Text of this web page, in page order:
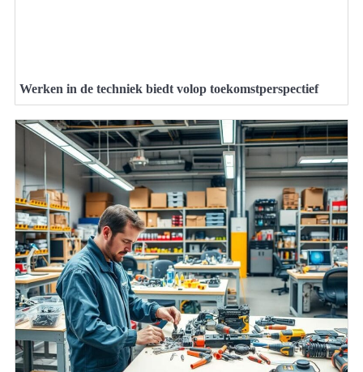
Werken in de techniek biedt volop toekomstperspectief